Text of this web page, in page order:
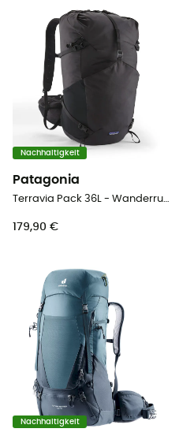
Nachhaltigkeit
Patagonia
Terravia Pack 36L - Wanderrucksack
179,90 €
Nachhaltigkeit